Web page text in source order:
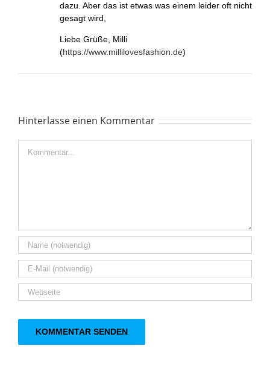
dazu. Aber das ist etwas was einem leider oft nicht
gesagt wird,
Liebe Grüße, Milli
(https://www.millilovesfashion.de)
Hinterlasse einen Kommentar